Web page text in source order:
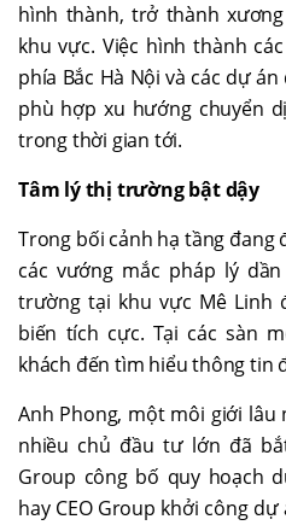
hình thành, trở thành
khu vực. Việc hình thành
phía Bắc Hà Nội và các dự
phù hợp xu hướng chuyển
trong thời gian tới.
Tâm lý thị trường bật dậy
Trong bối cảnh hạ tầng
các vướng mắc pháp lý
trường tại khu vực Mê Linh
biến tích cực. Tại các sàn
khách đến tìm hiểu thông tin
Anh Phong, một môi giới
nhiều chủ đầu tư lớn đã
Group công bố quy hoạch
hay CEO Group khởi công